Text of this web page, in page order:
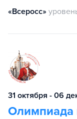
«Всеросс»
31 октября - 06
Олимпиада